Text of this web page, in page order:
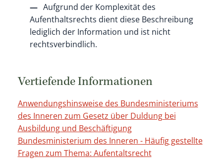
Aufgrund der Komplexität des
Aufenthaltsrechts dient diese Beschreibung
lediglich der Information und ist nicht
rechtsverbindlich.
Vertiefende Informationen
Anwendungshinsweise des Bundesministeriums
des Inneren zum Gesetz über Duldung bei
Ausbildung und Beschäftigung
Bundesministerium des Inneren - Häufig gestellte
Fragen zum Thema: Aufentaltsrecht